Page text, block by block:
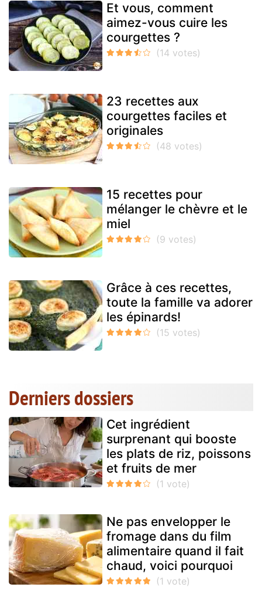
Et vous, comment
aimez-vous cuire les
courgettes ?
23 recettes aux
courgettes faciles et
originales
15 recettes pour
mélanger le chèvre et le
miel
Grâce à ces recettes,
toute la famille va adorer
les épinards!
Derniers dossiers
Cet ingrédient
surprenant qui booste
les plats de riz, poissons
et fruits de mer
Ne pas envelopper le
fromage dans du film
alimentaire quand il fait
chaud, voici pourquoi